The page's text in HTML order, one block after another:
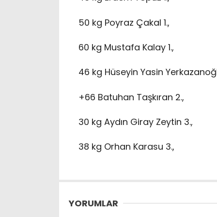
50 kg Poyraz Çakal 1.,
60 kg Mustafa Kalay 1.,
46 kg Hüseyin Yasin
+66 Batuhan Taşkıran 2.,
30 kg Aydın Giray Zeytin 3.,
38 kg Orhan Karasu 3.,
YORUMLAR